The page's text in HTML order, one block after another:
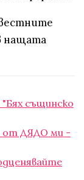
нащата
същинско
от ДЯДО ми -